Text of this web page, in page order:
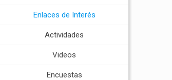
Enlaces de Interés
Actividades
Videos
Encuestas